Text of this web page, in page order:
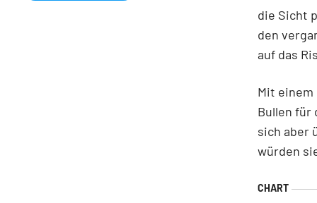
die Sicht
den
auf das
Mit einem
Bullen für
sich aber
würden